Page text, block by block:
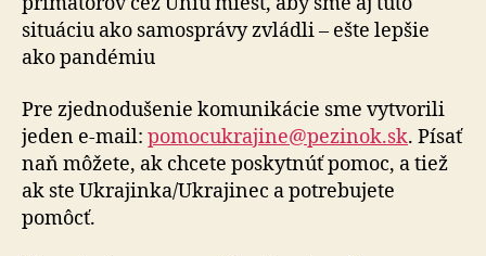
situáciu ako samosprávy zvládli – ešte lepšie
ako pandémiu
Pre zjednodušenie komunikácie sme vytvorili
jeden e-mail: pomocukrajine@pezinok.sk. Písať
naň môžete, ak chcete poskytnúť pomoc, a tiež
ak ste Ukrajinka/Ukrajinec a potrebujete
pomôcť.